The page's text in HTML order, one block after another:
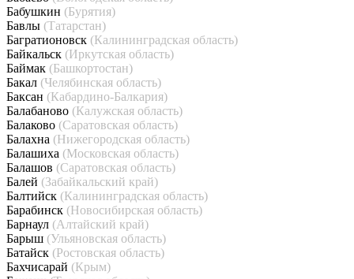
Бабушкин (Бурятия)
Бавлы (Татарстан)
Багратионовск (Калининградская область)
Байкальск (Иркутская область)
Баймак (Башкортостан)
Бакал (Челябинская область)
Баксан (Кабардино-Балкария)
Балабаново (Калужская область)
Балаково (Саратовская область)
Балахна (Нижегородская область)
Балашиха (Московская область)
Балашов (Саратовская область)
Балей (Забайкальский край)
Балтийск (Калининградская область)
Барабинск (Новосибирская область)
Барнаул (Алтайский край)
Барыш (Ульяновская область)
Батайск (Ростовская область)
Бахчисарай (Крым)